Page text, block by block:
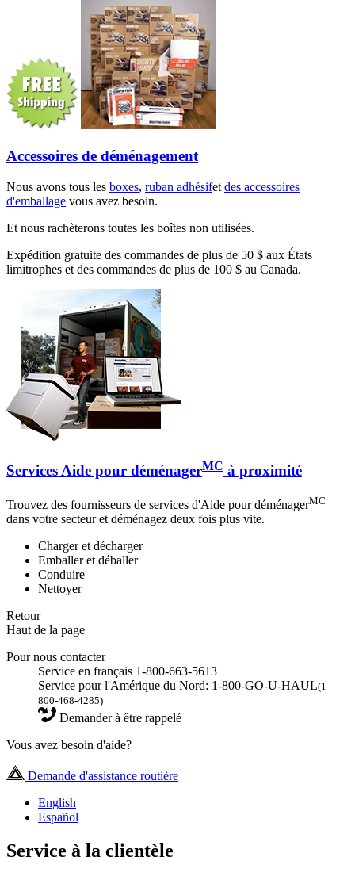
Accessoires de déménagement
Nous avons tous les boxes, ruban adhésifet des accessoires
d'emballage vous avez besoin.
Et nous rachèterons toutes les boîtes non utilisées.
Expédition gratuite des commandes de plus de 50 $ aux États
limitrophes et des commandes de plus de 100 $ au Canada.
Services Aide pour déménagerMC à proximité
Trouvez des fournisseurs de services d'Aide pour déménagerMC
dans votre secteur et déménagez deux fois plus vite.
Charger et décharger
Emballer et déballer
Conduire
Nettoyer
Retour
Haut de la page
Pour nous contacter
Service en français 1-800-663-5613
Service pour l'Amérique du Nord: 1-800-GO-U-HAUL(1-
800-468-4285)
Demander à être rappelé
Vous avez besoin d'aide?
Demande d'assistance routière
English
Español
Service à la clientèle